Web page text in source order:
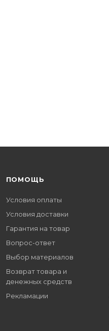
ПОМОЩЬ
Условия оплаты
Условия доставки
Гарантия на товар
Вопрос-ответ
Выбор материалов
Возврат товара и
денежных средств
Рекламации